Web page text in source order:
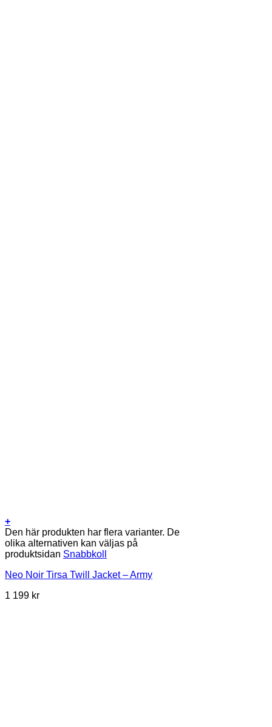
+
Den här produkten har flera varianter. De
olika alternativen kan väljas på
produktsidan Snabbkoll
Neo Noir Tirsa Twill Jacket – Army
1 199 kr